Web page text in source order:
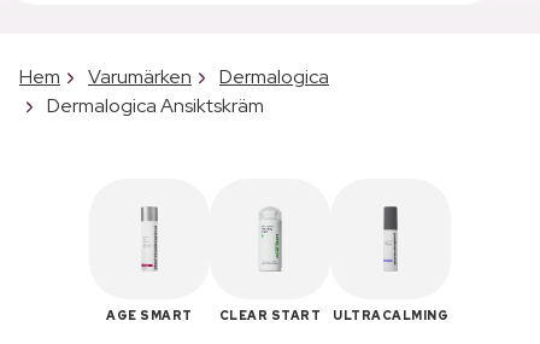
Hem Varumärken
Dermalogica
Dermalogica Ansiktskräm
AGE SMART CLEAR START ULTRACALMING